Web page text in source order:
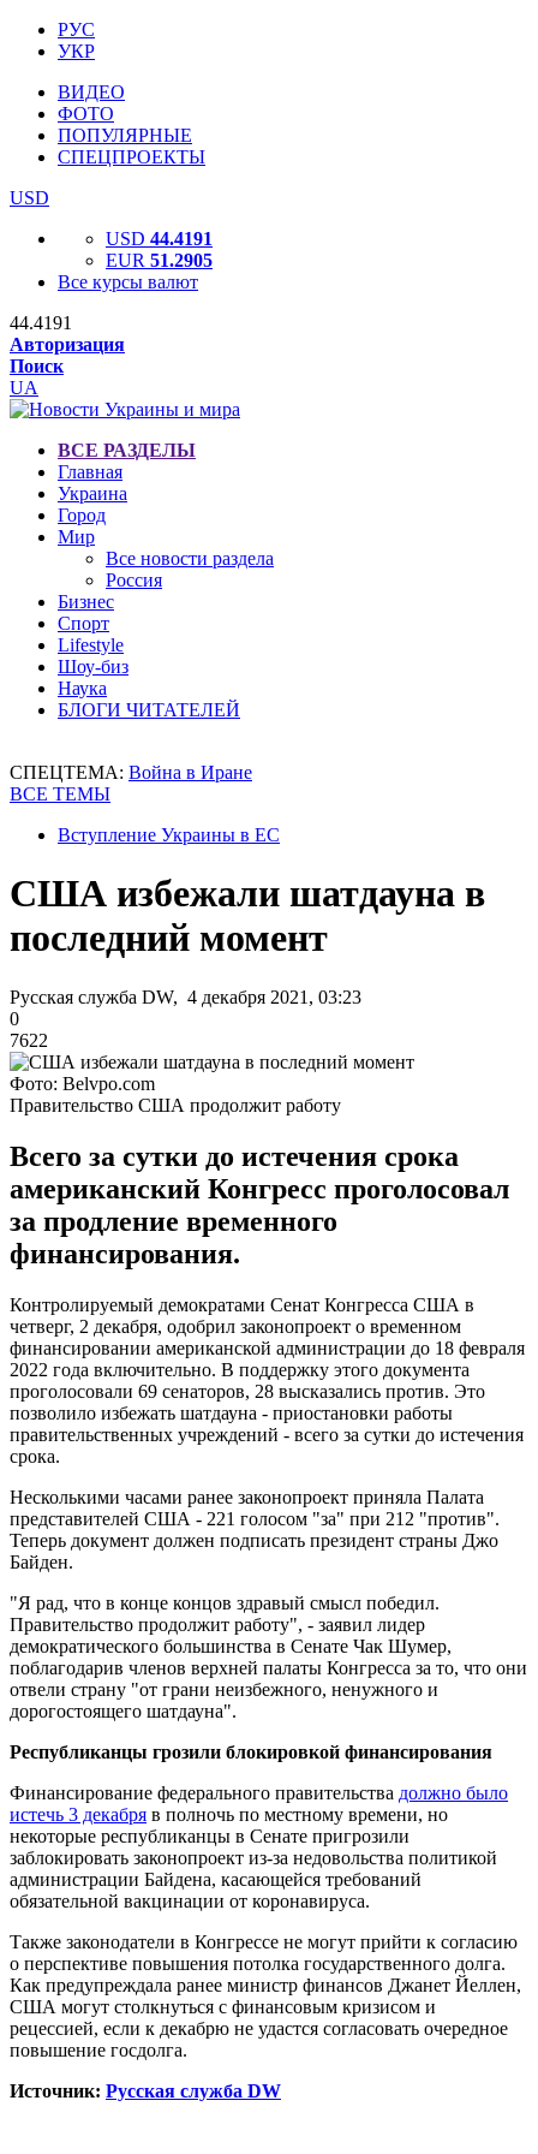
РУС
УКР
ВИДЕО
ФОТО
ПОПУЛЯРНЫЕ
СПЕЦПРОЕКТЫ
USD
USD 44.4191
EUR 51.2905
Все курсы валют
44.4191
Авторизация
Поиск
UA
ВСЕ РАЗДЕЛЫ
Главная
Украина
Город
Мир
Все новости раздела
Россия
Бизнес
Спорт
Lifestyle
Шоу-биз
Наука
БЛОГИ ЧИТАТЕЛЕЙ
СПЕЦТЕМА: Война в Иране
ВСЕ ТЕМЫ
Вступление Украины в ЕС
США избежали шатдауна в
последний момент
Русская служба DW, 4 декабря 2021, 03:23
0
7622
Фото: Belvpo.com
Правительство США продолжит работу
Всего за сутки до истечения срока
американский Конгресс проголосовал
за продление временного
финансирования.
Контролируемый демократами Сенат Конгресса США в
четверг, 2 декабря, одобрил законопроект о временном
финансировании американской администрации до 18 февраля
2022 года включительно. В поддержку этого документа
проголосовали 69 сенаторов, 28 высказались против. Это
позволило избежать шатдауна - приостановки работы
правительственных учреждений - всего за сутки до истечения
срока.
Несколькими часами ранее законопроект приняла Палата
представителей США - 221 голосом "за" при 212 "против".
Теперь документ должен подписать президент страны Джо
Байден.
"Я рад, что в конце концов здравый смысл победил.
Правительство продолжит работу", - заявил лидер
демократического большинства в Сенате Чак Шумер,
поблагодарив членов верхней палаты Конгресса за то, что они
отвели страну "от грани неизбежного, ненужного и
дорогостоящего шатдауна".
Республиканцы грозили блокировкой финансирования
Финансирование федерального правительства должно было
истечь 3 декабря в полночь по местному времени, но
некоторые республиканцы в Сенате пригрозили
заблокировать законопроект из-за недовольства политикой
администрации Байдена, касающейся требований
обязательной вакцинации от коронавируса.
Также законодатели в Конгрессе не могут прийти к согласию
о перспективе повышения потолка государственного долга.
Как предупреждала ранее министр финансов Джанет Йеллен,
США могут столкнуться с финансовым кризисом и
рецессией, если к декабрю не удастся согласовать очередное
повышение госдолга.
Источник: Русская служба DW